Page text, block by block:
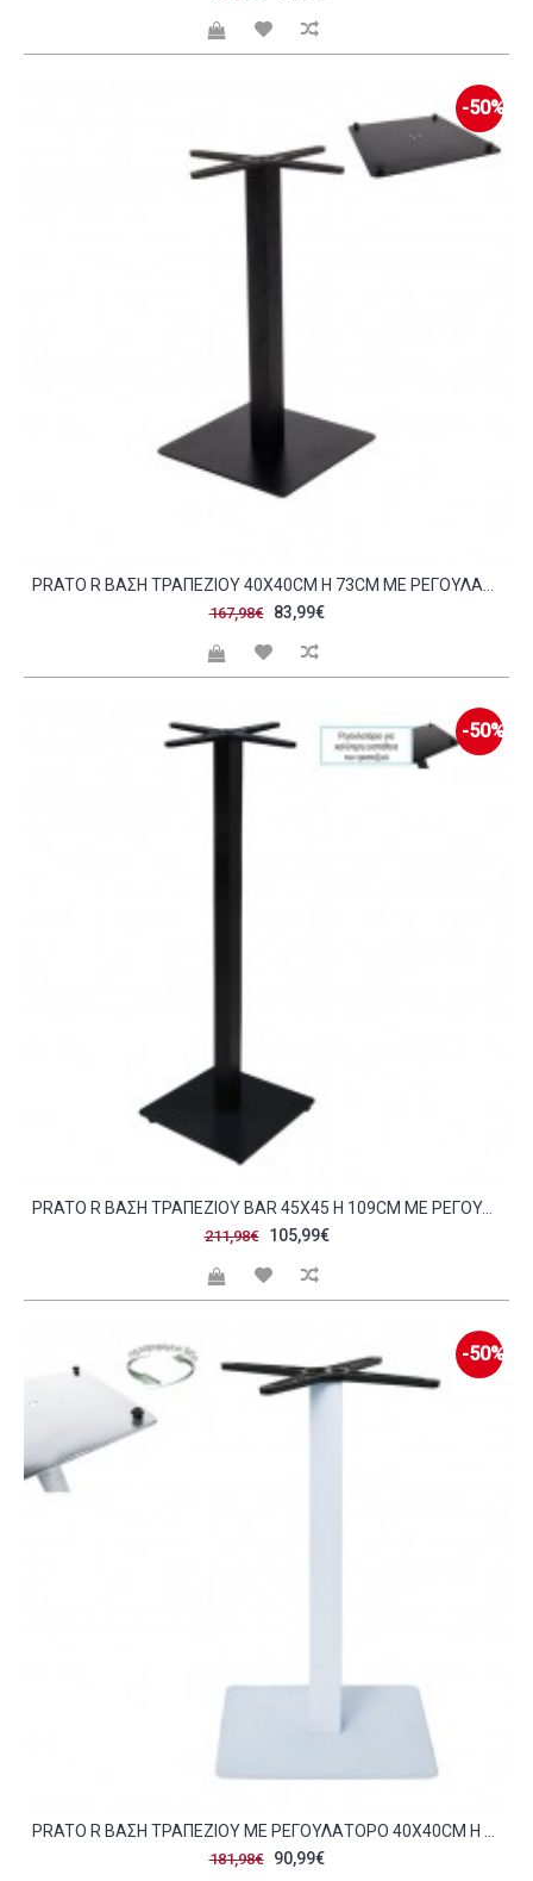
-50%
167,98€ 83,99€
-50%
PRATO R ΒΆΣΗ ΤΡΑΠΕΖΙΟΎ BAR 45X45 H 109CM ΜΕ ΡΕΓΟΥΛΑΤΌΡΟ ΜΈΤΑΛΛΟ ΒΑΦΉ ΜΑΎΡΟ 14 70KG SET 2ΤΜΧ C423603
211,98€ 105,99€
-50%
181,98€ 90,99€